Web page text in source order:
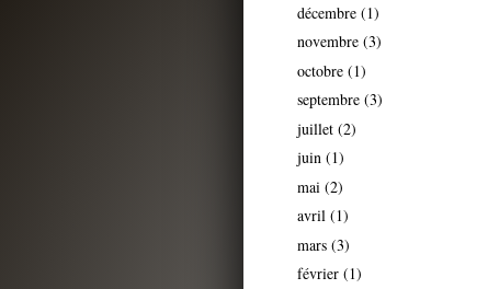
décembre (1)
novembre (3)
octobre (1)
septembre (3)
juillet (2)
juin (1)
mai (2)
avril (1)
mars (3)
février (1)